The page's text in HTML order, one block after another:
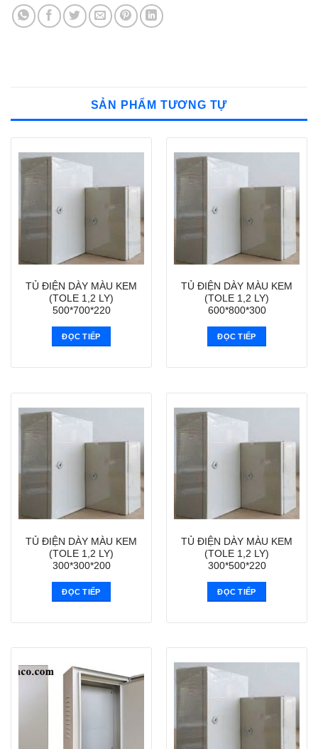
SẢN PHẨM TƯƠNG TỰ
TỦ ĐIỆN DÀY MÀU KEM
(TOLE 1,2 LY)
500*700*220
ĐỌC TIẾP
TỦ ĐIỆN DÀY MÀU KEM
(TOLE 1,2 LY)
600*800*300
ĐỌC TIẾP
TỦ ĐIỆN DÀY MÀU KEM
(TOLE 1,2 LY)
300*300*200
ĐỌC TIẾP
TỦ ĐIỆN DÀY MÀU KEM
(TOLE 1,2 LY)
300*500*220
ĐỌC TIẾP